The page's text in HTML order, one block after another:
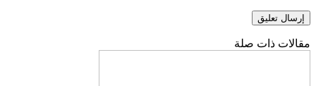
مقالات ذات صلة